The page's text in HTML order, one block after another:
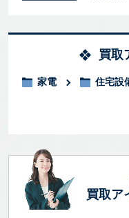
買取
家電 住宅設
買取ア